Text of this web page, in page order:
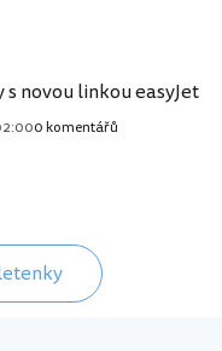
novou linkou easyJet
0 komentářů